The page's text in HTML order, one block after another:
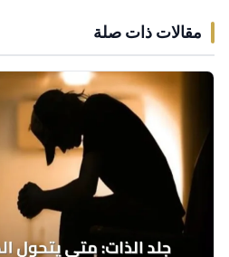
مقالات ذات صلة